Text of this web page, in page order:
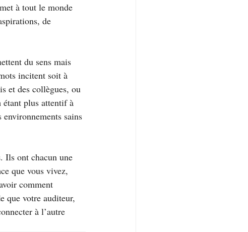
à tout le monde
de
du sens mais
incitent soit à
et des collègues, ou
étant plus attentif à
environnements sains
Ils ont chacun une
que vous vivez,
comment
que votre auditeur,
à l’autre